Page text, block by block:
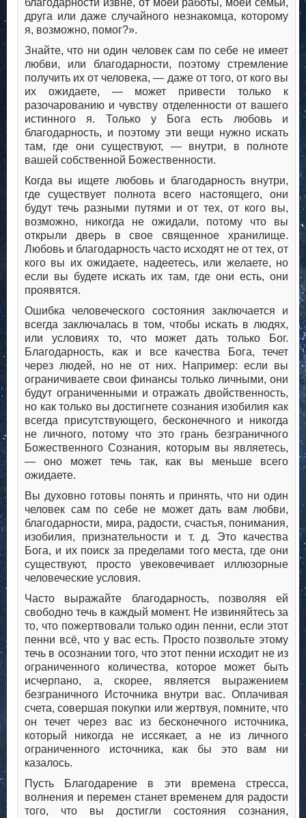
благодарности извне, от моей работы, моей семьи,
друга или даже случайного незнакомца, которому
я, возможно, помог?».
Знайте, что ни один человек сам по себе не имеет
любви, или благодарности, поэтому стремление
получить их от человека, — даже от того, от кого вы
их ожидаете, — может привести только к
разочарованию и чувству отделенности от вашего
истинного я. Только у Бога есть любовь и
благодарность, и поэтому эти вещи нужно искать
там, где они существуют, — внутри, в полноте
вашей собственной Божественности.
Когда вы ищете любовь и благодарность внутри,
где существует полнота всего настоящего, они
будут течь разными путями и от тех, от кого вы,
возможно, никогда не ожидали, потому что вы
открыли дверь в свое священное хранилище.
Любовь и благодарность часто исходят не от тех, от
кого вы их ожидаете, надеетесь, или желаете, но
если вы будете искать их там, где они есть, они
проявятся.
Ошибка человеческого состояния заключается и
всегда заключалась в том, чтобы искать в людях,
или условиях то, что может дать только Бог.
Благодарность, как и все качества Бога, течет
через людей, но не от них. Например: если вы
ограничиваете свои финансы только личными, они
будут ограниченными и отражать двойственность,
но как только вы достигнете сознания изобилия как
всегда присутствующего, бесконечного и никогда
не личного, потому что это грань безграничного
Божественного Сознания, которым вы являетесь,
— оно может течь так, как вы меньше всего
ожидаете.
Вы духовно готовы понять и принять, что ни один
человек сам по себе не может дать вам любви,
благодарности, мира, радости, счастья, понимания,
изобилия, признательности и т. д. Это качества
Бога, и их поиск за пределами того места, где они
существуют, просто увековечивает иллюзорные
человеческие условия.
Часто выражайте благодарность, позволяя ей
свободно течь в каждый момент. Не извиняйтесь за
то, что пожертвовали только один пенни, если этот
пенни всё, что у вас есть. Просто позвольте этому
течь в осознании того, что этот пенни исходит не из
ограниченного количества, которое может быть
исчерпано, а, скорее, является выражением
безграничного Источника внутри вас. Оплачивая
счета, совершая покупки или жертвуя, помните, что
он течет через вас из бесконечного источника,
который никогда не иссякает, а не из личного
ограниченного источника, как бы это вам ни
казалось.
Пусть Благодарение в эти времена стресса,
волнения и перемен станет временем для радости
того, что вы достигли состояния сознания,